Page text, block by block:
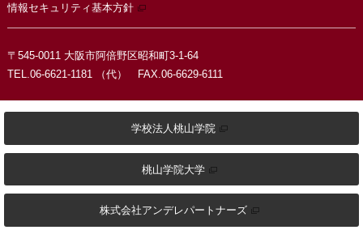
情報セキュリティ基本方針
〒545-0011 大阪市阿倍野区昭和町3-1-64
TEL.06-6621-1181 （代） FAX.06-6629-6111
学校法人桃山学院
桃山学院大学
株式会社アンデレパートナーズ